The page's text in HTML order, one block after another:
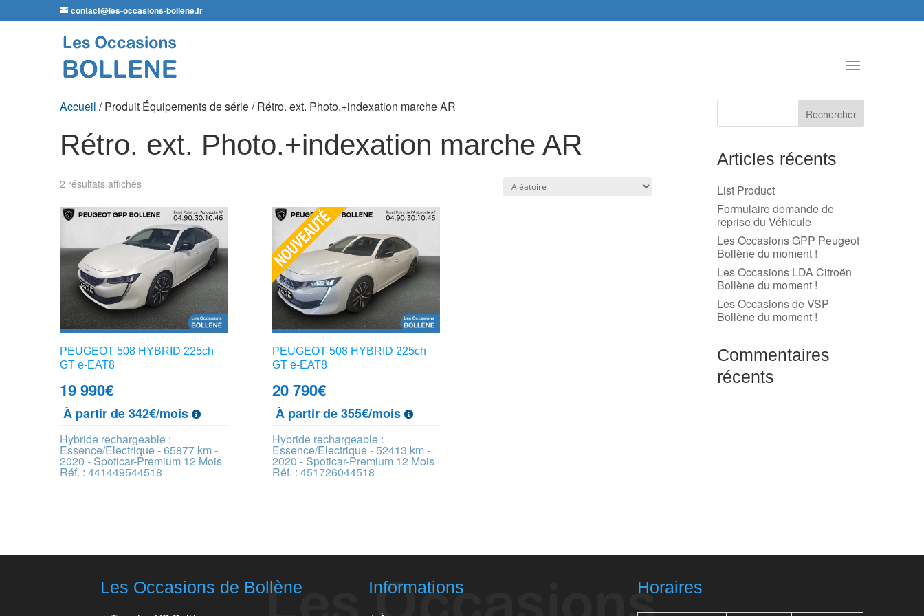
contact@les-occasions-bollene.fr
Accueil / Produit Équipements de série / Rétro. ext. Photo.+indexation marche AR
Rétro. ext. Photo.+indexation marche AR
2 résultats affichés
PEUGEOT 508 HYBRID 225ch
GT e-EAT8
19 990€
À partir de 342€/mois
Hybride rechargeable :
Essence/Electrique - 65877 km -
2020 - Spoticar-Premium 12 Mois
Réf. : 441449544518
PEUGEOT 508 HYBRID 225ch
GT e-EAT8
20 790€
À partir de 355€/mois
Hybride rechargeable :
Essence/Electrique - 52413 km -
2020 - Spoticar-Premium 12 Mois
Réf. : 451726044518
Articles récents
List Product
Formulaire demande de
reprise du Véhicule
Les Occasions GPP Peugeot
Bollène du moment !
Les Occasions LDA Citroën
Bollène du moment !
Les Occasions de VSP
Bollène du moment !
Commentaires
récents
Les Occasions de Bollène Informations Horaires